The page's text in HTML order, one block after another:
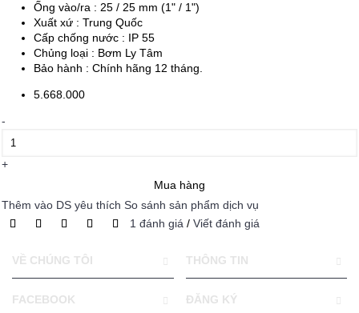
Ống vào/ra : 25 / 25 mm (1" / 1")
Xuất xứ : Trung Quốc
Cấp chống nước : IP 55
Chủng loại : Bơm Ly Tâm
Bảo hành : Chính hãng 12 tháng.
5.668.000
-
+
Mua hàng
Thêm vào DS yêu thích So sánh sản phẩm dịch vụ
1 đánh giá / Viết đánh giá
VỀ CHÚNG TÔI THÔNG TIN
FACEBOOK ĐĂNG KÝ